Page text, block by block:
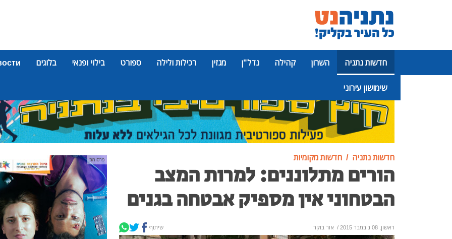
חדשות נתניה השרון קהילה נדל"ן מגזין רכילות ולילה ספורט בילוי ופנאי בלוגים
שימושון עירוני
פרסומת
חדשות נתניה חדשות מקומיות
הורים מתלוננים: למרות המצב
הבטחוני אין מספיק אבטחה בגנים
ראשון, 08 נובמבר 2015 / אור בוקר שיתוף
פרסומת